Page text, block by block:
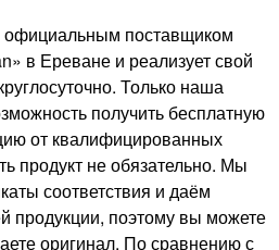
официальным поставщиком
в Ереване и реализует свой
Только наша
получить бесплатную
от квалифицированных
продукт не обязательно. Мы
соответствия и даём
продукции, поэтому вы можете
оригинал. По сравнению с